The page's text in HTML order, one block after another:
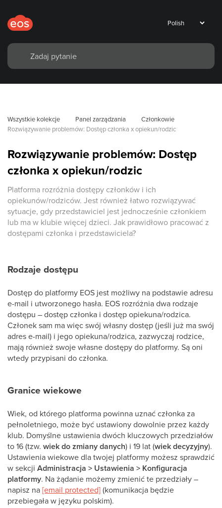
Wszystkie kolekcje Panel zarządzania
Członkowie
Rozwiązywanie problemów: Dostęp członka x opiekun/rodzic
Rozwiązywanie problemów: Dostęp
członka x opiekun/rodzic
Platforma rozróżnia dostępy członków i ich
opiekunów/rodziców. Jest również łatwo rozwiązywać
sytuacje, gdy przedstawiciel jest jednocześnie członkiem
lub ma w klubie więcej dzieci. Jak prawidłowo pracować z
dostępami członka i przedstawiciela?
Rodzaje dostępu
Dostęp do platformy EOS jest możliwy na podstawie adresu
e-mail i utworzonego hasła. EOS rozróżnia dwa rodzaje
dostępu – dostęp członka i dostęp opiekuna/rodzica.
Członek sam ma więc swój własny dostęp (jeśli już ma swój
adres e-mail) i jego opiekuna/rodzica, zazwyczaj rodzice,
mają również swoje własne dostępy do platformy. Są oni
wtedy przypisani do członka.
Granice wiekowe
Wiek, od którego platforma powinna uznać członka za
pełnoletniego, może być ustawiony dowolnie przez każdy
klub. Domyślne ustawienia dwóch kluczowych przedziałów
to 16 (tzw. wiek do zmiany danych) i 19 lat (wiek decyzyjny).
Ustawienia wiekowe dla twojej platformy możesz sprawdzić
w sekcji Administracja > Ustawienia > Konfiguracja
platformy. Na żądanie możemy zmienić te przedziały –
napisz na[email protected](komunikacja będzie
przebiegała w języku polskim).